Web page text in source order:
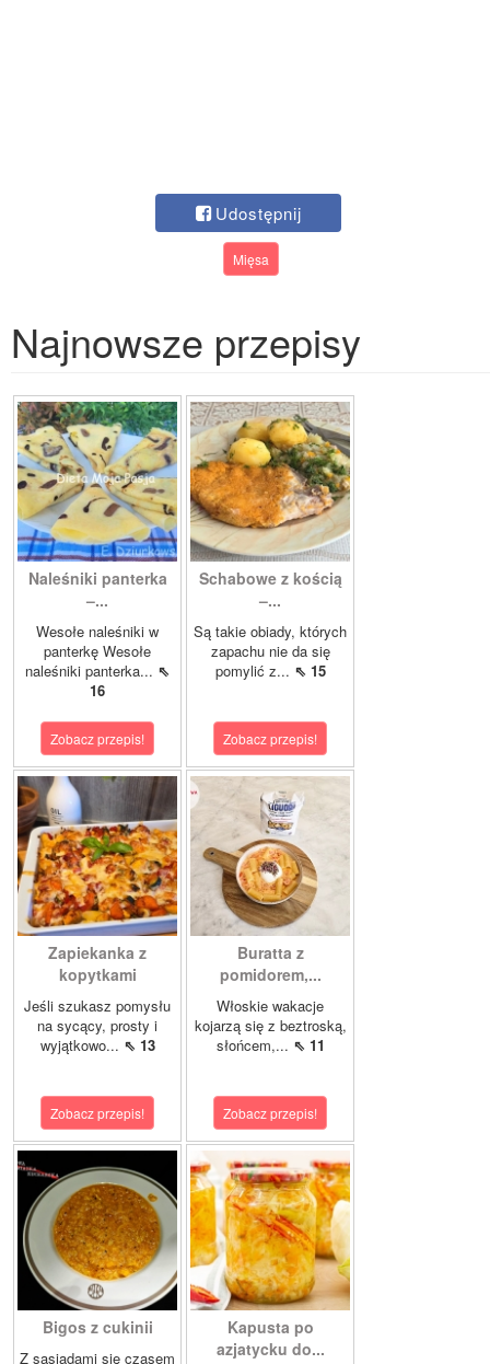
Udostępnij
Mięsa
Najnowsze przepisy
Naleśniki panterka
–...
Wesołe naleśniki w
panterkę Wesołe
naleśniki panterka... ⇖
16
Zobacz przepis!
Schabowe z kością
–...
Są takie obiady, których
zapachu nie da się
pomylić z... ⇖ 15
Zobacz przepis!
Zapiekanka z
kopytkami
Jeśli szukasz pomysłu
na sycący, prosty i
wyjątkowo... ⇖ 13
Zobacz przepis!
Buratta z
pomidorem,...
Włoskie wakacje
kojarzą się z beztroską,
słońcem,... ⇖ 11
Zobacz przepis!
Bigos z cukinii
Z sąsiadami się czasem
Kapusta po
azjatycku do...